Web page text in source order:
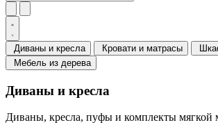
Диваны и кресла Кровати и матрасы
Мебель из дерева
Диваны и кресла
Диваны, кресла, пуфы и комплекты мягкой